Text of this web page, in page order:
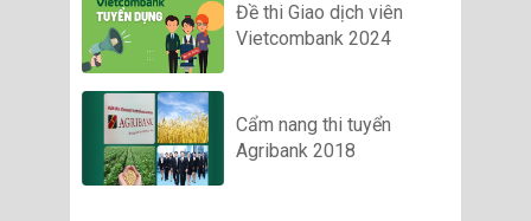
Đề thi Giao dịch viên
Vietcombank 2024
Cẩm nang thi tuyển
Agribank 2018